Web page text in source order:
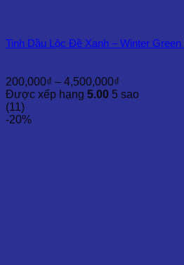
Tinh Dầu Lộc Đề Xanh – Winter
200,000₫ – 4,500,000₫
giá:
Được xếp hạng 5.00 5 sao
(11)
-20%